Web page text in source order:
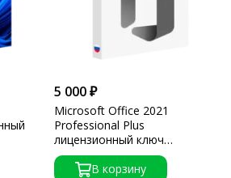
5 000 ₽
Microsoft Office 2021
Professional Plus
лицензионный ключ
активации
В корзину